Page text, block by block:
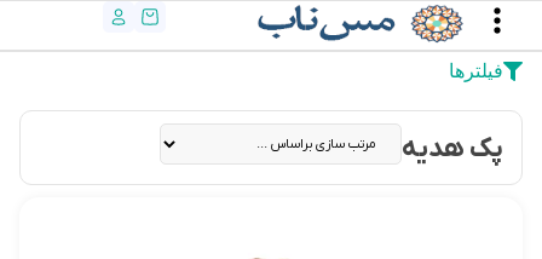
فیلترها
پک هدیه